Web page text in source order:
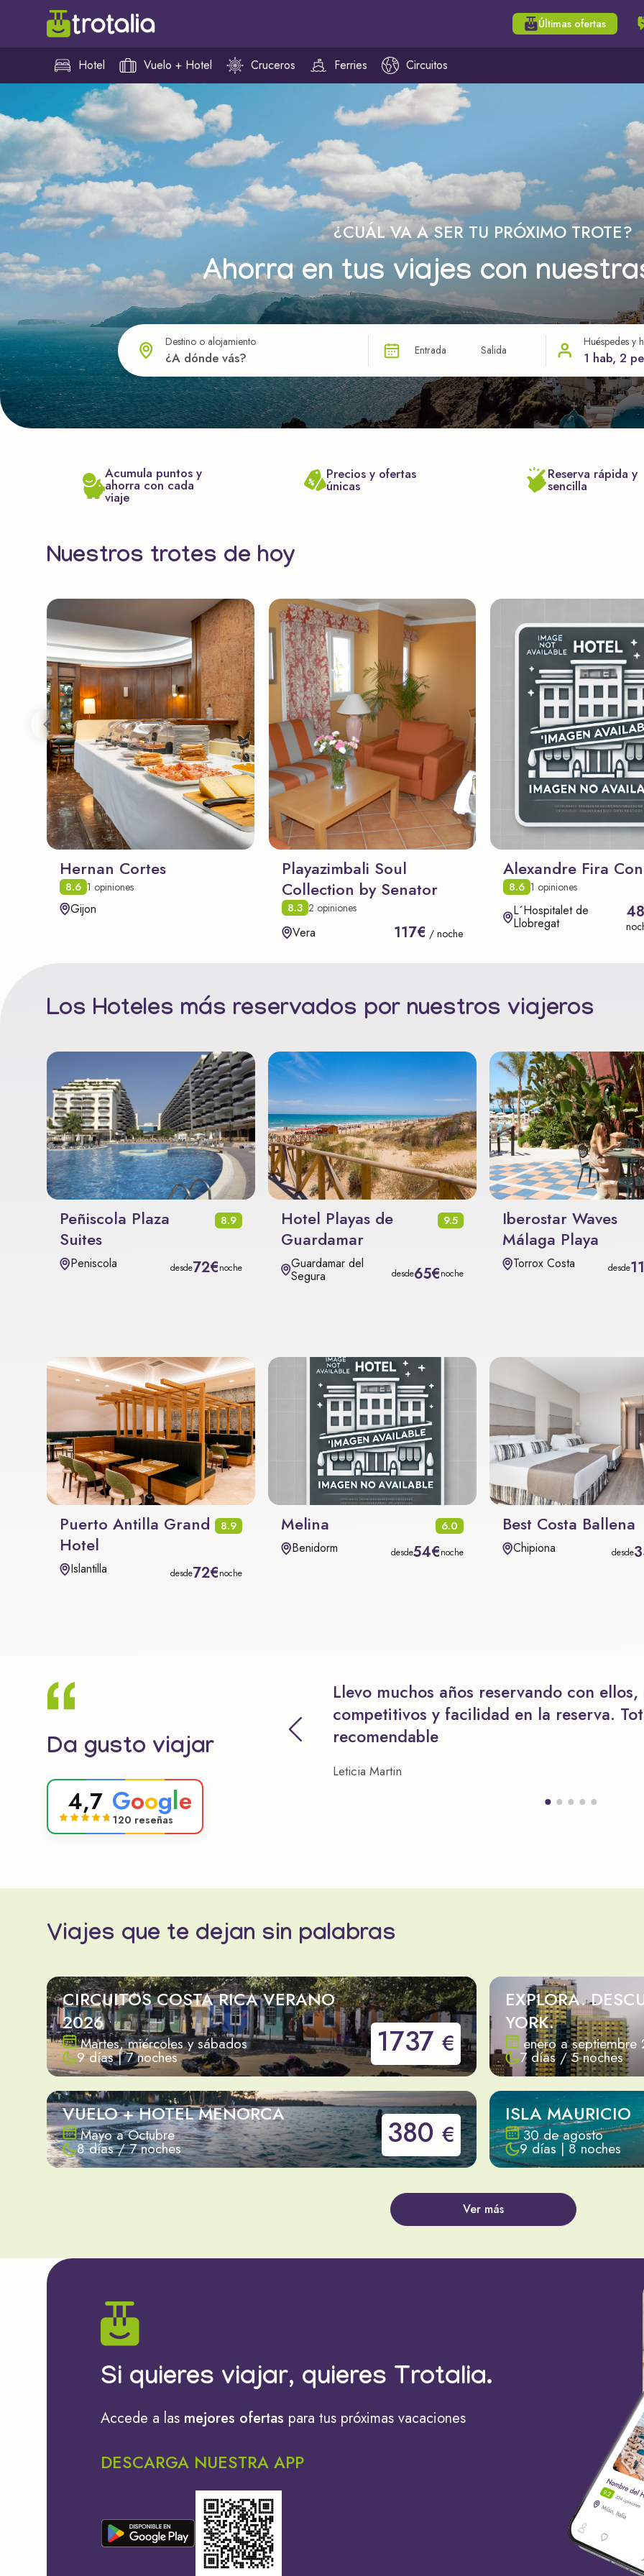
Últimas ofertas
Hotel Vuelo + Hotel Cruceros Ferries Circuitos
¿CUÁL VA A SER TU PRÓXIMO TROTE?
Ahorra en tus viajes con
Destino o alojamiento
Entrada Salida
Huéspedes y
1 hab, 2
Acumula puntos y
ahorra con cada
viaje
Precios y ofertas
únicas
Reserva rápida y
sencilla
Nuestros trotes de hoy
Hernan Cortes
8.6 1 opiniones
Gijon
Playazimbali Soul
Collection by Senator
8.3 2 opiniones
Vera 117€ / noche
Alexandre Fira
8.6 1 opiniones
L´Hospitalet de
Llobregat
Los Hoteles más reservados por nuestros viajeros
Peñiscola Plaza
Suites
8.9
Peniscola desde72€noche
Hotel Playas de
Guardamar
9.5
Guardamar del
Segura desde65€noche
Iberostar Waves
Málaga Playa
Torrox Costa desde
Puerto Antilla Grand
Hotel
8.9
Islantilla desde72€noche
Melina 6.0
Benidorm desde54€noche
Best Costa Ballena
Chipiona desde
Da gusto viajar
4,7 Google
120 reseñas
Llevo muchos años reservando con
competitivos y facilidad en la reserva.
recomendable
Leticia Martin
Viajes que te dejan sin palabras
CIRCUITOS COSTA RICA VERANO
2026
Martes, miércoles y sábados
9 días | 7 noches 1737 €
EXPLORA.
YORK.
enero a septiembre
7 días / 5 noches
VUELO + HOTEL MENORCA
Mayo a Octubre
8 días / 7 noches 380 €
ISLA MAURICIO
30 de agosto
9 días | 8 noches
Ver más
Si quieres viajar, quieres Trotalia.
Accede a las mejores ofertas para tus próximas vacaciones
DESCARGA NUESTRA APP